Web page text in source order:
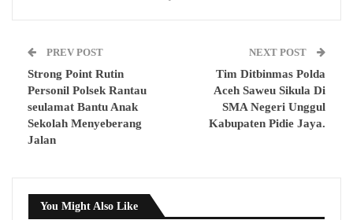
PREV POST
Strong Point Rutin
Personil Polsek Rantau
seulamat Bantu Anak
Sekolah Menyeberang
Jalan
NEXT POST
Tim Ditbinmas Polda
Aceh Saweu Sikula Di
SMA Negeri Unggul
Kabupaten Pidie Jaya.
You Might Also Like